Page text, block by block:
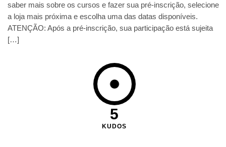
saber mais sobre os cursos e fazer sua pré-inscrição, selecione
a loja mais próxima e escolha uma das datas disponíveis.
ATENÇÃO: Após a pré-inscrição, sua participação está sujeita
[…]
5
KUDOS